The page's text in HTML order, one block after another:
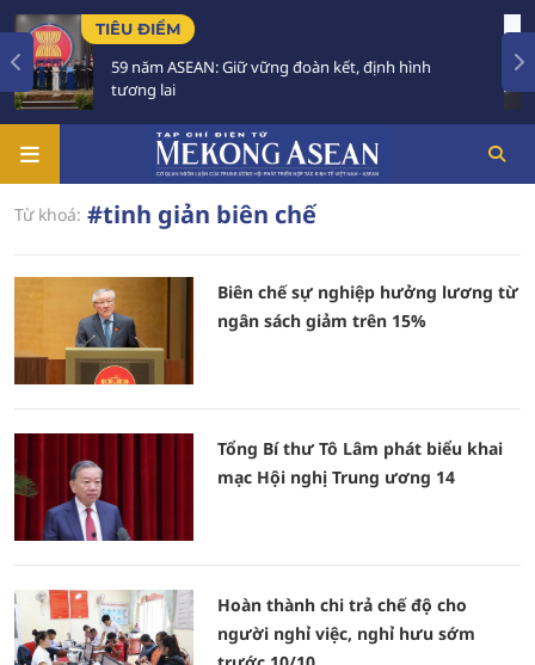
TIÊU ĐIỂM
59 năm ASEAN: Giữ vững đoàn kết, định hình
tương lai
Từ khoá: #tinh giản biên chế
Biên chế sự nghiệp hưởng lương từ
ngân sách giảm trên 15%
Tổng Bí thư Tô Lâm phát biểu khai
mạc Hội nghị Trung ương 14
Hoàn thành chi trả chế độ cho
người nghỉ việc, nghỉ hưu sớm